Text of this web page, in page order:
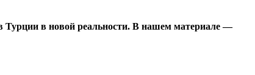
Турции в новой реальности. В нашем материале —